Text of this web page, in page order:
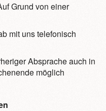
Grund von einer
mit uns telefonisch
Absprache auch in
möglich